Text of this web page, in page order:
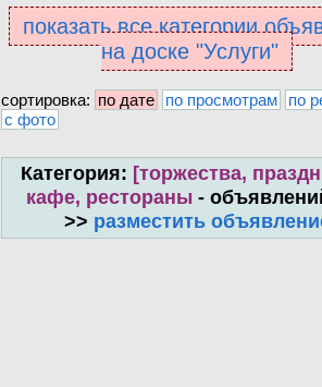
показать все категории
на доске "Услуги"
сортировка: по дате по просмотрам
по
с фото
Категория: [торжества,
кафе, рестораны -
>> разместить